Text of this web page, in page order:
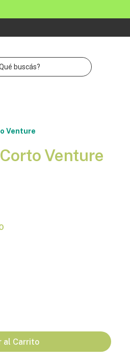
Venture
Venture
al Carrito